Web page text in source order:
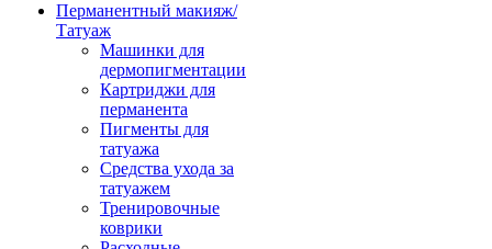
Перманентный макияж/
Татуаж
Машинки для
дермопигментации
Картриджи для
перманента
Пигменты для
татуажа
Средства ухода за
татуажем
Тренировочные
коврики